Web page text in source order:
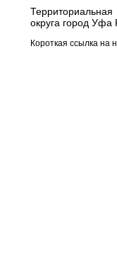
округа город Уфа
Короткая ссылка на